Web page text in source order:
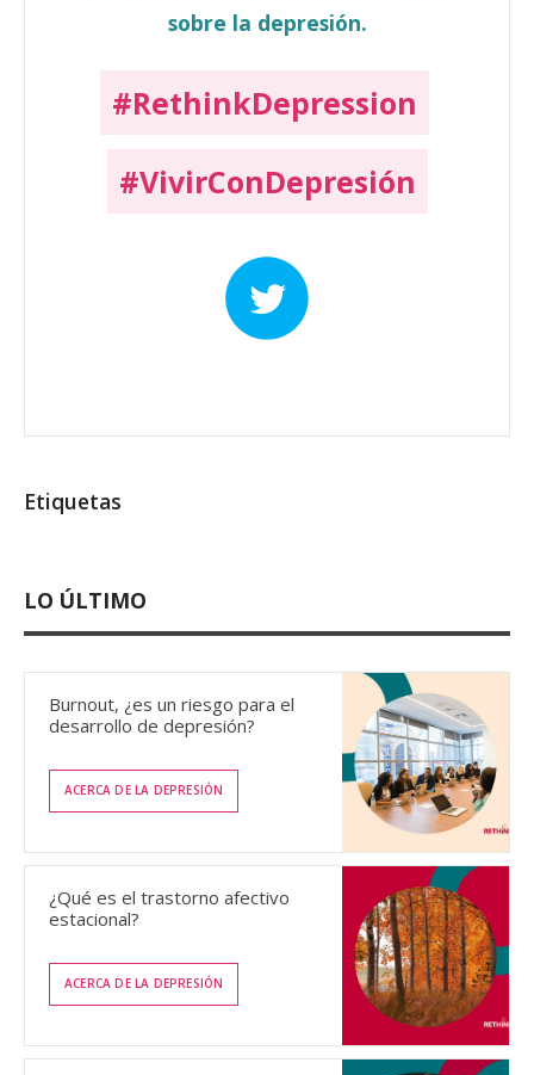
sobre la depresión.
#RethinkDepression
#VivirConDepresión
Etiquetas
LO ÚLTIMO
Burnout, ¿es un riesgo para el
desarrollo de depresión?
ACERCA DE LA DEPRESIÓN
¿Qué es el trastorno afectivo
estacional?
ACERCA DE LA DEPRESIÓN